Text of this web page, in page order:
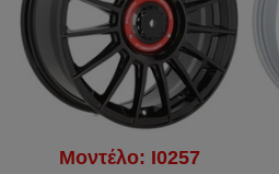
Μοντέλο: I0257